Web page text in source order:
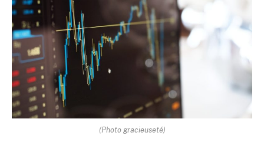
(Photo gracieuseté)